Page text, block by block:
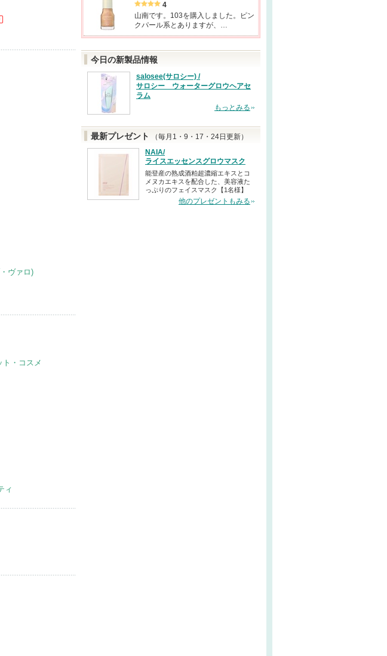
ヴァロ)
・コスメ
ィ
4
山南です。103を購入しました。ピン
クパール系とありますが、…
今日の新製品情報
salosee(サロシー) /
サロシー ウォーターグロウヘアセ
ラム
もっとみる
最新プレゼント
（毎月1・9・17・24日更新）
NAIA/
ライスエッセンスグロウマスク
能登産の熟成酒粕超濃縮エキスとコ
メヌカエキスを配合した、美容液た
っぷりのフェイスマスク【1名様】
他のプレゼントもみる